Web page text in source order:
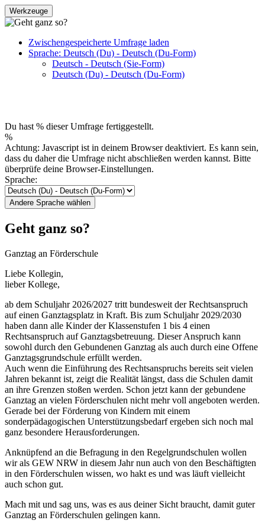
Werkzeuge
Zwischengespeicherte Umfrage laden
Sprache: Deutsch (Du) - Deutsch (Du-Form)
Deutsch - Deutsch (Sie-Form)
Deutsch (Du) - Deutsch (Du-Form)
Du hast % dieser Umfrage fertiggestellt.
%
Achtung: Javascript ist in deinem Browser deaktiviert. Es kann sein,
dass du daher die Umfrage nicht abschließen werden kannst. Bitte
überprüfe deine Browser-Einstellungen.
Sprache:
Andere Sprache wählen
Geht ganz so?
Ganztag an Förderschule
Liebe Kollegin,
lieber Kollege,
ab dem Schuljahr 2026/2027 tritt bundesweit der Rechtsanspruch
auf einen Ganztagsplatz in Kraft. Bis zum Schuljahr 2029/2030
haben dann alle Kinder der Klassenstufen 1 bis 4 einen
Rechtsanspruch auf Ganztagsbetreuung. Dieser Anspruch kann
sowohl durch den Gebundenen Ganztag als auch durch eine Offene
Ganztagsgrundschule erfüllt werden.
Auch wenn die Einführung des Rechtsanspruchs bereits seit vielen
Jahren bekannt ist, zeigt die Realität längst, dass die Schulen damit
an ihre Grenzen stoßen werden. Schon jetzt kann der gebundene
Ganztag an vielen Förderschulen nicht mehr voll angeboten werden.
Gerade bei der Förderung von Kindern mit einem
sonderpädagogischen Unterstützungsbedarf ergeben sich noch mal
ganz besondere Herausforderungen.
Anknüpfend an die Befragung in den Regelgrundschulen wollen
wir als GEW NRW in diesem Jahr nun auch von den Beschäftigten
in den Förderschulen wissen, wo hakt es und was läuft vielleicht
auch schon gut.
Mach mit und sag uns, was es aus deiner Sicht braucht, damit guter
Ganztag an Förderschulen gelingen kann.